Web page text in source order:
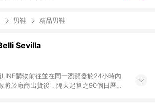
男鞋 精品男鞋
Sevilla
將於廠商出貨後，隔天起算之90個日曆天